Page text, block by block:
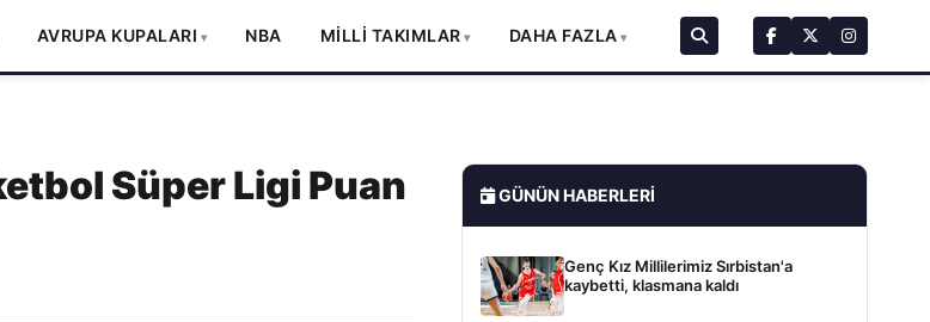
AVRUPA KUPALARI NBA MİLLİ TAKIMLAR DAHA FAZLA
Süper Ligi Puan
GÜNÜN HABERLERI
Genç Kız Millilerimiz Sırbistan'a
kaybetti, klasmana kaldı